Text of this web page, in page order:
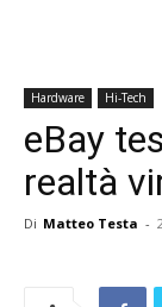
Hardware Hi-Tech
eBay
realtà
Di Matteo Testa -